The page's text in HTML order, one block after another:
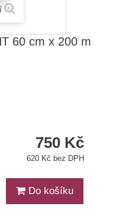
60 cm x 200 m
750 Kč
620 Kč bez DPH
Do košíku